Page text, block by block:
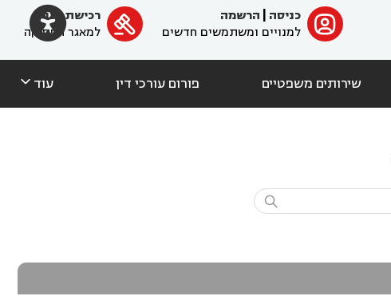
 ﱐ כניסה
הרשמה
למנויים ומשתמשים חדשים

רכישת מנוי
למאגר הפסיקה
שירותים משפטיים פורום עורכי דין עוד 
